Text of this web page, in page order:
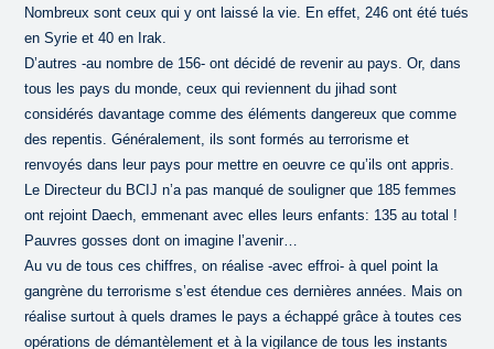
Nombreux sont ceux qui y ont laissé la vie. En effet, 246 ont été tués
en Syrie et 40 en Irak.
D’autres -au nombre de 156- ont décidé de revenir au pays. Or, dans
tous les pays du monde, ceux qui reviennent du jihad sont
considérés davantage comme des éléments dangereux que comme
des repentis. Généralement, ils sont formés au terrorisme et
renvoyés dans leur pays pour mettre en oeuvre ce qu’ils ont appris.
Le Directeur du BCIJ n’a pas manqué de souligner que 185 femmes
ont rejoint Daech, emmenant avec elles leurs enfants: 135 au total !
Pauvres gosses dont on imagine l’avenir…
Au vu de tous ces chiffres, on réalise -avec effroi- à quel point la
gangrène du terrorisme s’est étendue ces dernières années. Mais on
réalise surtout à quels drames le pays a échappé grâce à toutes ces
opérations de démantèlement et à la vigilance de tous les instants